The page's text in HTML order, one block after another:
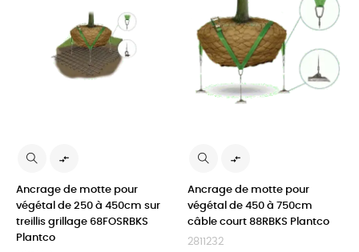

Ancrage de motte pour
végétal de 250 à 450cm sur
treillis grillage 68FOSRBKS
Plantco

Ancrage de motte pour
végétal de 450 à 750cm
câble court 88RBKS Plantco
2811232